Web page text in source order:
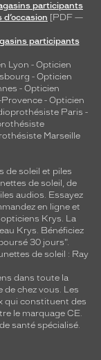
participants
[PDF —
participants
Lyon - Opticien
- Opticien
- Opticien
- Opticien
Paris -
Marseille
de soleil et piles
de soleil, de
audios. Essayez
en ligne et
Krys. La
Krys. Bénéficiez
30 jours".
de soleil : Ray
dans toute la
de chez vous. Les
qui constituent des
le marquage CE.
santé spécialisé.